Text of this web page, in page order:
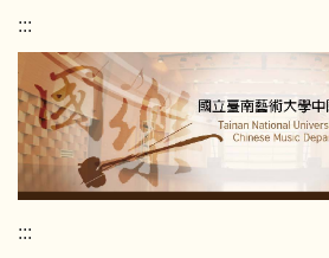
跳
主
要
內
容
區
:::
:::